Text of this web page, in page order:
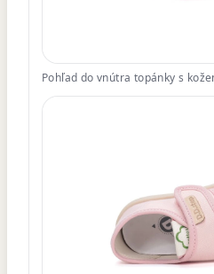
Pohľad do vnútra topánky s